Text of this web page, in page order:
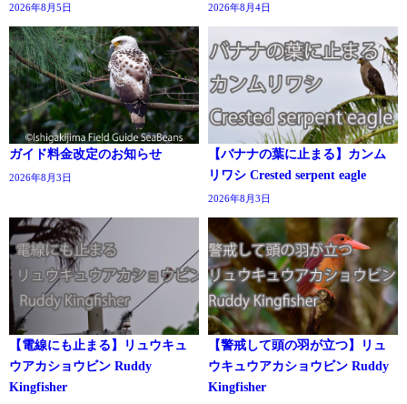
2026年8月5日 2026年8月4日
ガイド料金改定のお知らせ
2026年8月3日
【バナナの葉に止まる】カンム
リワシ Crested serpent eagle
2026年8月3日
【電線にも止まる】リュウキュ
ウアカショウビン Ruddy
Kingfisher
【警戒して頭の羽が立つ】リュ
ウキュウアカショウビン Ruddy
Kingfisher